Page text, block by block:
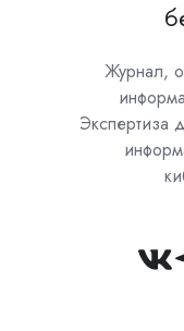
Журнал,
Экспертиза